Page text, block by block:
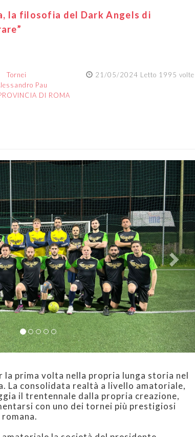
la filosofia del Dark Angels di
21/05/2024 Letto 1995 volte
Tornei
Pau
DI ROMA
Next
la prima volta nella propria lunga storia nel
La consolidata realtà a livello amatoriale,
il trentennale dalla propria creazione,
con uno dei tornei più prestigiosi
la società del presidente
a fare incetta di trofei: “Quest’anno -
campionato a 16 squadre. Si tratta del
Un numero esorbitante che, seppur a
passione che di tutta la società. Un gruppo
con l’obiettivo di tenere in vita questa
dello sport e dei sani principi della
di Roma, iniziato una settimana fa,
tranquillità dal pres Turcarelli: “Ci
ai campionati federali, ma anche con
Ci metteremo a confronto con squadre
ragazzi abituati a palcoscenici
banco di prova e un buon modo per